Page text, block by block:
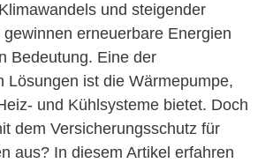
und steigender
erneuerbare Energien
Bedeutung. Eine der
Lösungen ist die Wärmepumpe,
und Kühlsysteme bietet. Doch
dem Versicherungsschutz für
aus? In diesem Artikel erfahren